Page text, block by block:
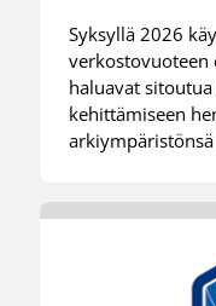
Syksyllä 2026
verkostovuoteen
haluavat
kehittämiseen